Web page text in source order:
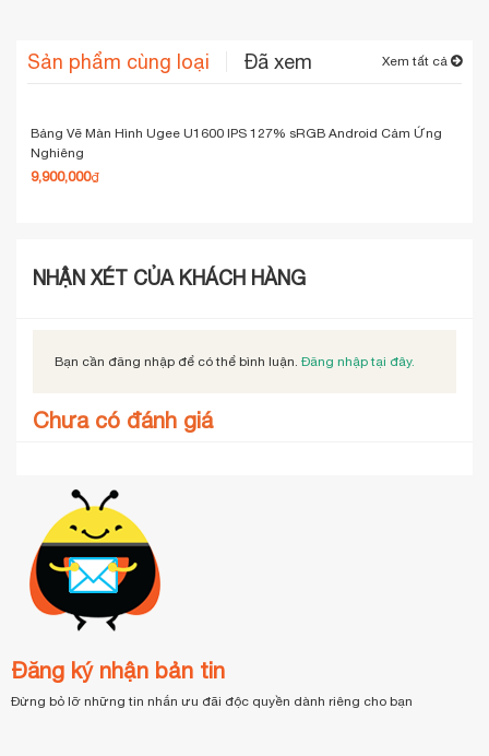
Sản phẩm cùng loại Đã xem Xem tất cả
Bảng Vẽ Màn Hình Ugee U1600 IPS 127% sRGB Android Cảm Ứng
Nghiêng
9,900,000₫
NHẬN XÉT CỦA KHÁCH HÀNG
Bạn cần đăng nhập để có thể bình luận. Đăng nhập tại đây.
Chưa có đánh giá
Đăng ký nhận bản tin
Đừng bỏ lỡ những tin nhắn ưu đãi độc quyền dành riêng cho bạn